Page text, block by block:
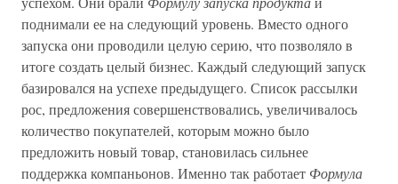
поднимали ее на следующий уровень. Вместо одного
запуска они проводили целую серию, что позволяло в
итоге создать целый бизнес. Каждый следующий запуск
базировался на успехе предыдущего. Список рассылки
рос, предложения совершенствовались, увеличивалось
количество покупателей, которым можно было
предложить новый товар, становилась сильнее
поддержка компаньонов. Именно так работает Формула